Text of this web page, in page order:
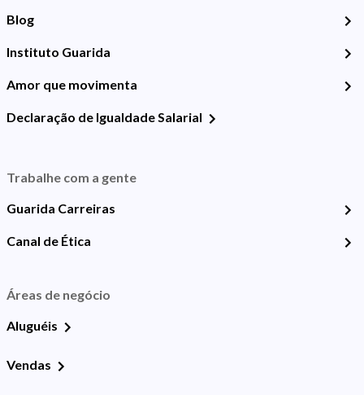
Blog
Instituto Guarida
Amor que movimenta
Declaração de Igualdade Salarial
Trabalhe com a gente
Guarida Carreiras
Canal de Ética
Áreas de negócio
Aluguéis
Vendas